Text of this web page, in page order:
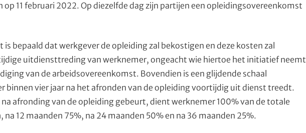
11 februari 2022. Op diezelfde dag zijn partijen een opleidingsovereenkomst
bepaald dat werkgever de opleiding zal bekostigen en deze kosten zal
uitdiensttreding van werknemer, ongeacht wie hiertoe het initiatief neemt
van de arbeidsovereenkomst. Bovendien is een glijdende schaal
binnen vier jaar na het afronden van de opleiding voortijdig uit dienst treedt.
afronding van de opleiding gebeurt, dient werknemer 100% van de totale
12 maanden 75%, na 24 maanden 50% en na 36 maanden 25%.